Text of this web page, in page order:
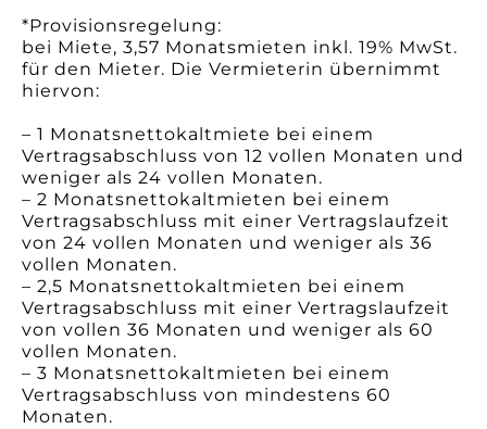
*Provisionsregelung:
bei Miete, 3,57 Monatsmieten inkl. 19% MwSt.
für den Mieter. Die Vermieterin übernimmt
hiervon:
– 1 Monatsnettokaltmiete bei einem
Vertragsabschluss von 12 vollen Monaten und
weniger als 24 vollen Monaten.
– 2 Monatsnettokaltmieten bei einem
Vertragsabschluss mit einer Vertragslaufzeit
von 24 vollen Monaten und weniger als 36
vollen Monaten.
– 2,5 Monatsnettokaltmieten bei einem
Vertragsabschluss mit einer Vertragslaufzeit
von vollen 36 Monaten und weniger als 60
vollen Monaten.
– 3 Monatsnettokaltmieten bei einem
Vertragsabschluss von mindestens 60
Monaten.